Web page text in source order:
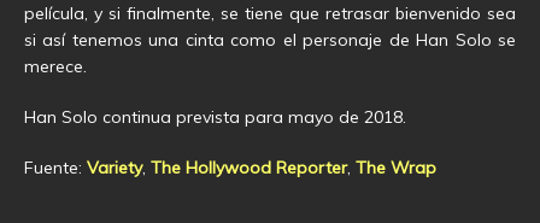
película, y si finalmente, se tiene que retrasar bienvenido sea
si así tenemos una cinta como el personaje de Han Solo se
merece.
Han Solo continua prevista para mayo de 2018.
Fuente: Variety, The Hollywood Reporter, The Wrap